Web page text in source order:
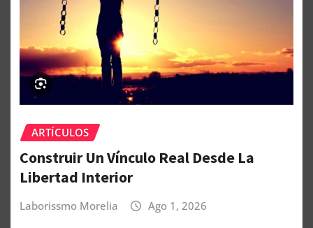
ARTÍCULOS
Construir Un Vínculo Real Desde La
Libertad Interior
Laborissmo Morelia Ago 1, 2026